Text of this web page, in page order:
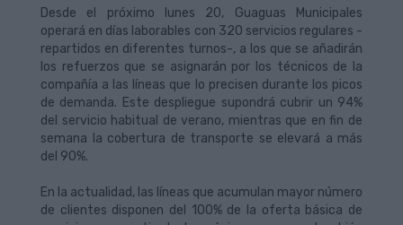
Desde el próximo lunes 20, Guaguas Municipales
operará en días laborables con 320 servicios regulares -
repartidos en diferentes turnos-, a los que se añadirán
los refuerzos que se asignarán por los técnicos de la
compañía a las líneas que lo precisen durante los picos
de demanda. Este despliegue supondrá cubrir un 94%
del servicio habitual de verano, mientras que en fin de
semana la cobertura de transporte se elevará a más
del 90%.
En la actualidad, las líneas que acumulan mayor número
de clientes disponen del 100% de la oferta básica de